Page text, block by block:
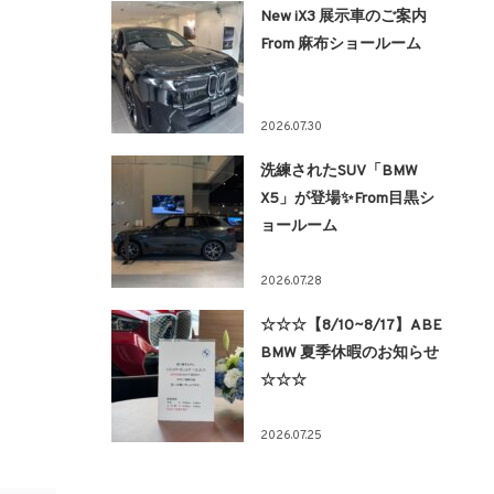
New iX3 展示車のご案内
From 麻布ショールーム
2026.07.30
洗練されたSUV「BMW
X5」が登場✨From目黒シ
ョールーム
2026.07.28
☆☆☆【8/10~8/17】ABE
BMW 夏季休暇のお知らせ
☆☆☆
2026.07.25